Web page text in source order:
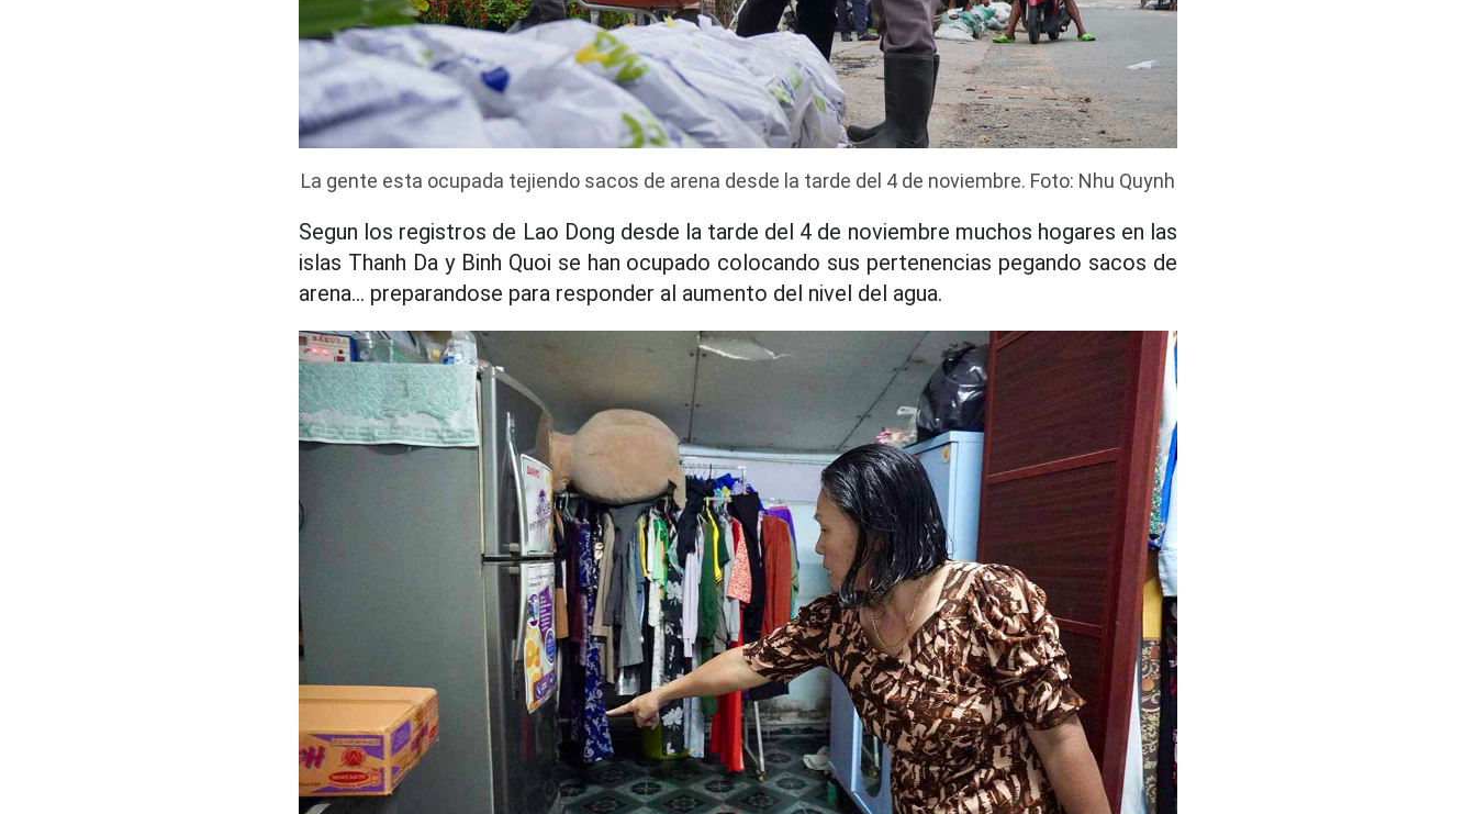
La gente esta ocupada tejiendo sacos de arena desde la tarde del 4 de noviembre. Foto: Nhu Quynh
Segun los registros de Lao Dong desde la tarde del 4 de noviembre muchos hogares en las
islas Thanh Da y Binh Quoi se han ocupado colocando sus pertenencias pegando sacos de
arena... preparandose para responder al aumento del nivel del agua.